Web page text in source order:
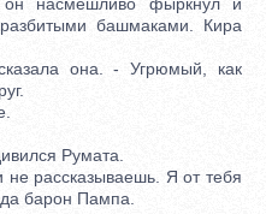
башмаками. Кира
она. - Угрюмый, как
Румата.
рассказываешь. Я от тебя
барон Пампа.